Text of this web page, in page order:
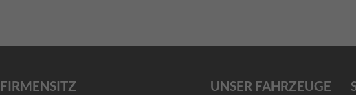
FIRMENSITZ UNSER FAHRZEUGE